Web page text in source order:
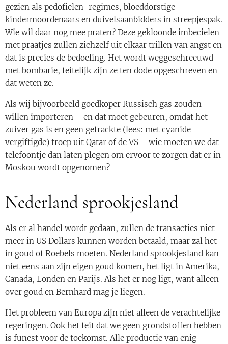
gezien als pedofielen-regimes, bloeddorstige
kindermoordenaars en duivelsaanbidders in streepjespak.
Wie wil daar nog mee praten? Deze gekloonde imbecielen
met praatjes zullen zichzelf uit elkaar trillen van angst en
dat is precies de bedoeling. Het wordt weggeschreeuwd
met bombarie, feitelijk zijn ze ten dode opgeschreven en
dat weten ze.
Als wij bijvoorbeeld goedkoper Russisch gas zouden
willen importeren – en dat moet gebeuren, omdat het
zuiver gas is en geen gefrackte (lees: met cyanide
vergiftigde) troep uit Qatar of de VS – wie moeten we dat
telefoontje dan laten plegen om ervoor te zorgen dat er in
Moskou wordt opgenomen?
Nederland sprookjesland
Als er al handel wordt gedaan, zullen de transacties niet
meer in US Dollars kunnen worden betaald, maar zal het
in goud of Roebels moeten. Nederland sprookjesland kan
niet eens aan zijn eigen goud komen, het ligt in Amerika,
Canada, Londen en Parijs. Als het er nog ligt, want alleen
over goud en Bernhard mag je liegen.
Het probleem van Europa zijn niet alleen de verachtelijke
regeringen. Ook het feit dat we geen grondstoffen hebben
is funest voor de toekomst. Alle productie van enig